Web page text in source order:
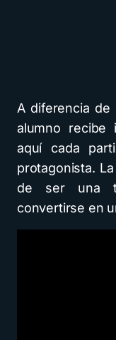
A diferencia de
alumno recibe
aquí cada
protagonista.
de ser una
convertirse en